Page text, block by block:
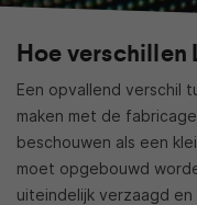
Hoe verschillen
Een opvallend verschil
maken met de
beschouwen als een
moet opgebouwd
uiteindelijk verzaagd